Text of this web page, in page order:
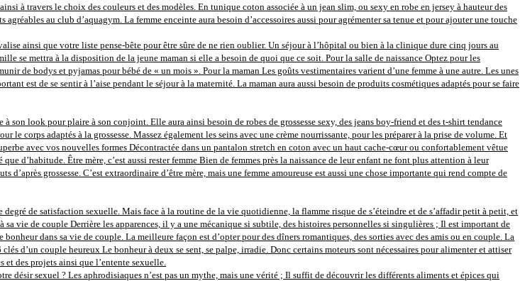
à travers le choix des couleurs et des modèles. En tunique coton associée à un jean slim, ou sexy en robe en jersey à hauteur des
au club d’aquagym. La femme enceinte aura besoin d’accessoires aussi pour agrémenter sa tenue et pour ajouter une touche
ainsi que votre liste pense-bête pour être sûre de ne rien oublier. Un séjour à l’hôpital ou bien à la clinique dure cinq jours au
se mettra à la disposition de la jeune maman si elle a besoin de quoi que ce soit. Pour la salle de naissance Optez pour les
de bodys et pyjamas pour bébé de « un mois ». Pour la maman Les goûts vestimentaires varient d’une femme à une autre. Les unes
est de se sentir à l’aise pendant le séjour à la maternité. La maman aura aussi besoin de produits cosmétiques adaptés pour se faire
son look pour plaire à son conjoint. Elle aura ainsi besoin de robes de grossesse sexy, des jeans boy-friend et des t-shirt tendance
le corps adaptés à la grossesse. Massez également les seins avec une crème nourrissante, pour les préparer à la prise de volume. Et
avec vos nouvelles formes Décontractée dans un pantalon stretch en coton avec un haut cache-cœur ou confortablement vêtue
d’habitude. Être mère, c’est aussi rester femme Bien de femmes près la naissance de leur enfant ne font plus attention à leur
grossesse. C’est extraordinaire d’être mère, mais une femme amoureuse est aussi une chose importante qui rend compte de
de satisfaction sexuelle. Mais face à la routine de la vie quotidienne, la flamme risque de s’éteindre et de s’affadir petit à petit, et
vie de couple Derrière les apparences, il y a une mécanique si subtile, des histoires personnelles si singulières ; Il est important de
dans sa vie de couple. La meilleure façon est d’opter pour des dîners romantiques, des sorties avec des amis ou en couple. La
d’un couple heureux Le bonheur à deux se sent, se palpe, irradie. Donc certains moteurs sont nécessaires pour alimenter et attiser
des projets ainsi que l’entente sexuelle.
désir sexuel ? Les aphrodisiaques n’est pas un mythe, mais une vérité ; Il suffit de découvrir les différents aliments et épices qui